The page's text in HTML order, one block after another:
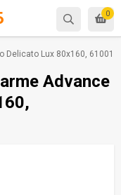
0
Delicato Lux 80x160,
Advance